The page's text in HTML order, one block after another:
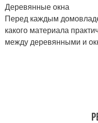
Деревянные окна
Перед каждым
какого материала
между деревянными и